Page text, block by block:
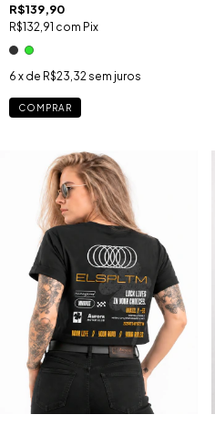
R$139,90
R$132,91 com Pix
6 x de R$23,32 sem juros
COMPRAR